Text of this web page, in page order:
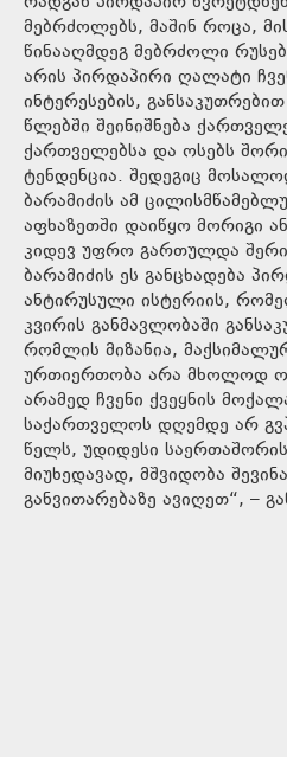
მებრძოლებს, მაშინ როცა,
წინააღმდეგ მებრძოლი
არის პირდაპირი ღალატი
ინტერესების,
წლებში შეინიშნება
ქართველებსა და ოსებს
ტენდენცია. შედეგიც
ბარამიძის ამ
აფხაზეთში დაიწყო მორიგი
კიდევ უფრო გართულდა
ბარამიძის ეს განცხადება
ანტირუსული ისტერიის,
კვირის განმავლობაში
რომლის მიზანია,
ურთიერთობა არა მხოლოდ
არამედ ჩვენი ქვეყნის
საქართველოს დღემდე არ
წელს, უდიდესი
მიუხედავად, მშვიდობა
განვითარებაზე ავიღეთ“, –